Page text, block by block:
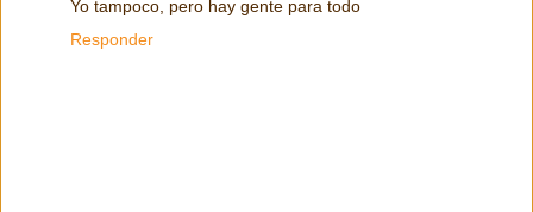
Yo tampoco, pero hay gente para todo
Responder